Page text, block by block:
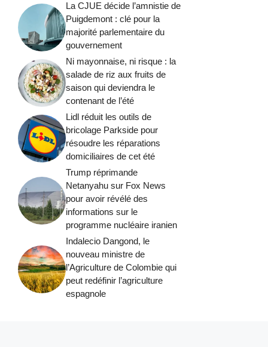
La CJUE décide l’amnistie de
Puigdemont : clé pour la
majorité parlementaire du
gouvernement
Ni mayonnaise, ni risque : la
salade de riz aux fruits de
saison qui deviendra le
contenant de l’été
Lidl réduit les outils de
bricolage Parkside pour
résoudre les réparations
domiciliaires de cet été
Trump réprimande
Netanyahu sur Fox News
pour avoir révélé des
informations sur le
programme nucléaire iranien
Indalecio Dangond, le
nouveau ministre de
l’Agriculture de Colombie qui
peut redéfinir l’agriculture
espagnole